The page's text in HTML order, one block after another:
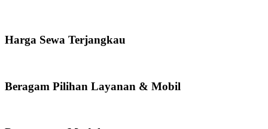
Harga Sewa Terjangkau
Beragam Pilihan Layanan & Mobil